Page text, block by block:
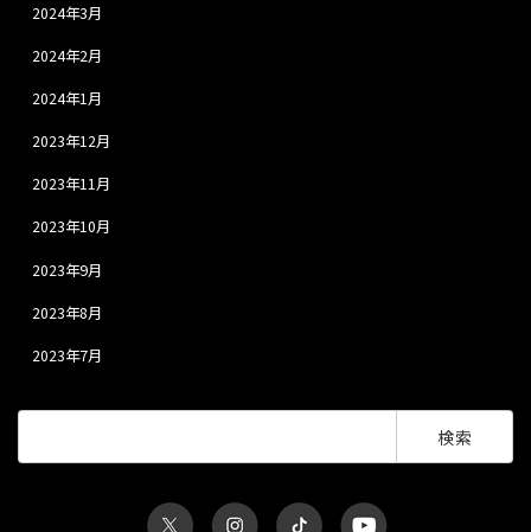
2024年3月
2024年2月
2024年1月
2023年12月
2023年11月
2023年10月
2023年9月
2023年8月
2023年7月
検